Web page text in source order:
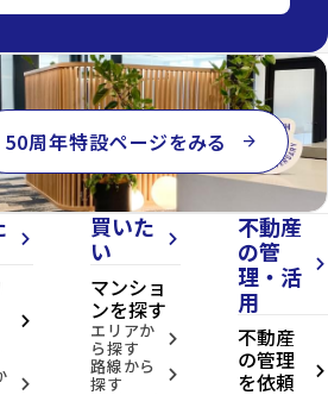
50周年特設ページをみる arrow_forward
arrow_forward_ios
arrow_forward_ios
arrow_forward_ios
買いた
い
arrow_forward_ios
マンショ
ンを探す
エリアか
ら探す arrow_forward_ios
路線から
探す arrow_forward_ios
不動産
の管
理・活
用
arrow_forward_ios
不動産
の管理
を依頼 arrow_forward_ios